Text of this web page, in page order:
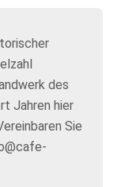
des
Jahren hier
Sie